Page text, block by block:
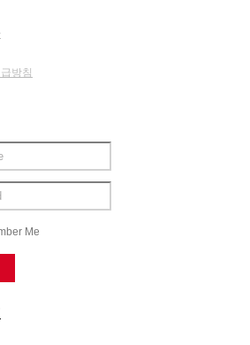
방침
Me